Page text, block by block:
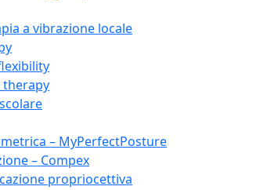
a vibrazione locale
therapy
– MyPerfectPosture
– Compex
propriocettiva